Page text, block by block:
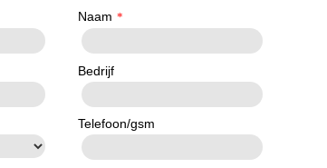
Naam *
Bedrijf
Telefoon/gsm